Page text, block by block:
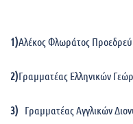
1)Αλέκος Φλωράτος
2)Γραμματέας Ελληνικών
3) Γραμματέας Αγγλικών